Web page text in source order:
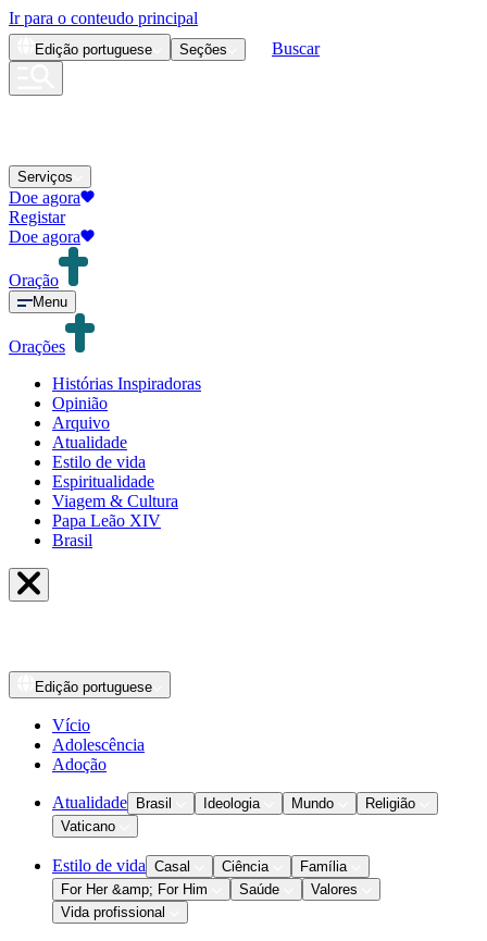
Ir para o conteudo principal
Edição portuguese Seções Buscar
Serviços
Doe agora
Registar
Doe agora
Oração
Menu
Orações
Histórias Inspiradoras
Opinião
Arquivo
Atualidade
Estilo de vida
Espiritualidade
Viagem & Cultura
Papa Leão XIV
Brasil
Edição portuguese
Vício
Adolescência
Adoção
Atualidade Brasil Ideologia Mundo
Religião
Vaticano
Estilo de vida Casal Ciência
Família
For Her &amp; For Him
Saúde
Valores
Vida profissional